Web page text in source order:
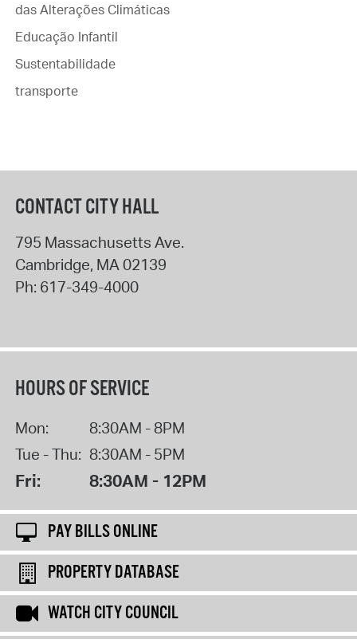
das Alterações Climáticas
Educação Infantil
Sustentabilidade
transporte
CONTACT CITY HALL
795 Massachusetts Ave.
Cambridge, MA02139
Ph: 617-349-4000
HOURS OF SERVICE
Mon:
8:30AM - 8PM
Tue - Thu: 8:30AM - 5PM
Fri: 8:30AM - 12PM
PAY BILLS ONLINE
PROPERTY DATABASE
WATCH CITY COUNCIL